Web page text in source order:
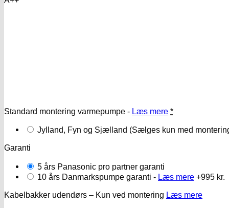
Standard montering varmepumpe - Læs mere *
Jylland, Fyn og Sjælland (Sælges kun med
Garanti
5 års Panasonic pro partner garanti
10 års Danmarkspumpe garanti - Læs mere +995 kr.
Kabelbakker udendørs – Kun ved montering Læs mere